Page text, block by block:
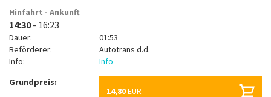
Hinfahrt - Ankunft
14:30- 16:23
Dauer:
01:53
Beförderer:
Autotrans d.d.
Info:
Info
Grundpreis:
14,80EUR